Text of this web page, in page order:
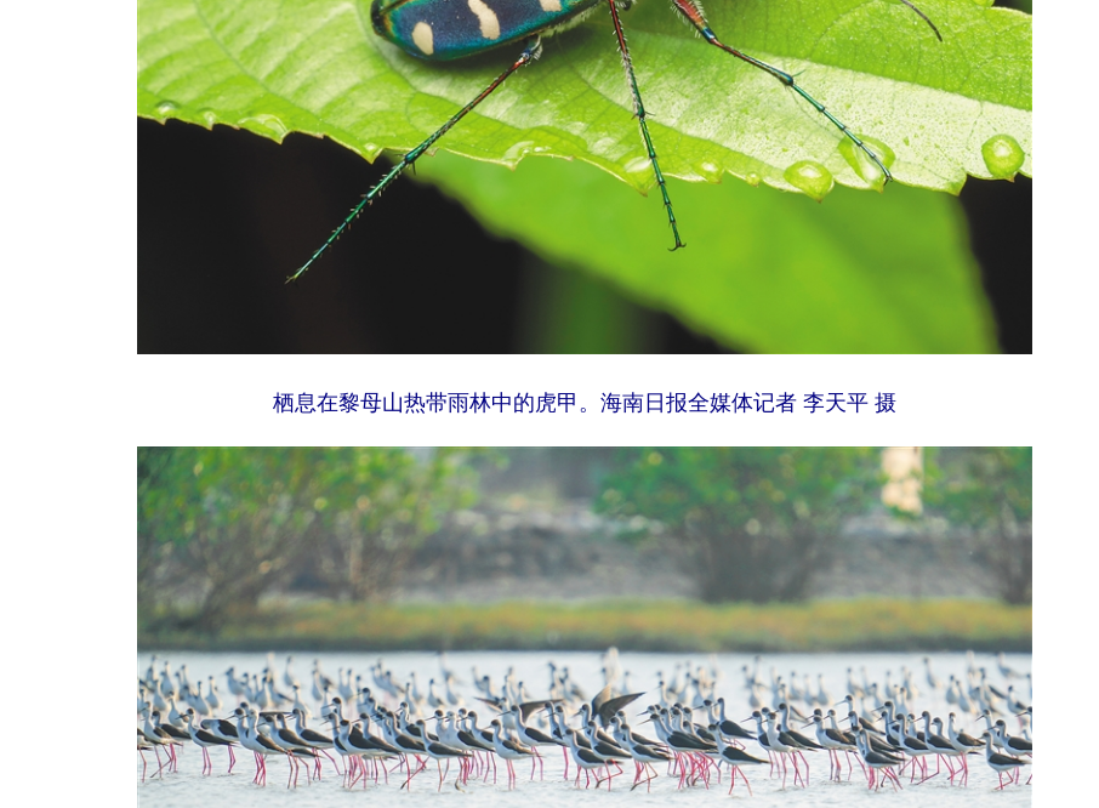
栖息在黎母山热带雨林中的虎甲。海南日报全媒体记者 李天平 摄